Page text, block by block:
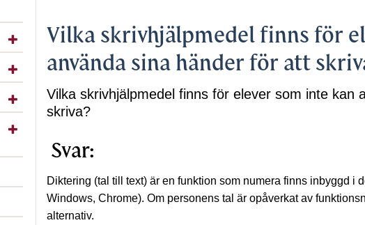
Visa/dölj undersidor till Sök statsbidrag
Visa/dölj undersidor till Skolutveckling
Visa/dölj undersidor till Undervisning
Vilka skrivhjälpmedel finns för
använda sina händer för att
Vilka skrivhjälpmedel finns för elever som inte kan
skriva?
Svar:
Diktering (tal till text) är en funktion som numera finns inbyggd i
Windows, Chrome). Om personens tal är opåverkat av
alternativ.